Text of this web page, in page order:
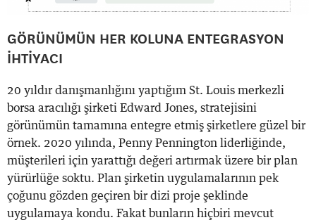
GÖRÜNÜMÜN HER KOLUNA ENTEGRASYON
İHTİYACI
20 yıldır danışmanlığını yaptığım St. Louis merkezli
borsa aracılığı şirketi Edward Jones, stratejisini
görünümün tamamına entegre etmiş şirketlere güzel bir
örnek. 2020 yılında, Penny Pennington liderliğinde,
müşterileri için yarattığı değeri artırmak üzere bir plan
yürürlüğe soktu. Plan şirketin uygulamalarının pek
çoğunu gözden geçiren bir dizi proje şeklinde
uygulamaya kondu. Fakat bunların hiçbiri mevcut